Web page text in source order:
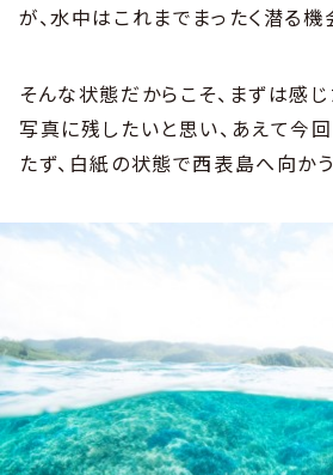
が、水中はこれまでまったく潜る機
そんな状態だからこそ、まずは感
写真に残したいと思い、あえて今
たず、白紙の状態で西表島へ向か